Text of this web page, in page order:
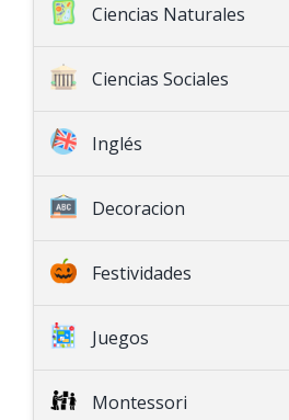
Ciencias Naturales
Ciencias Sociales
Geografía
Inglés
Math
Social Science
Games
Decoration
Decoracion
Festividades
Juegos
Montessori